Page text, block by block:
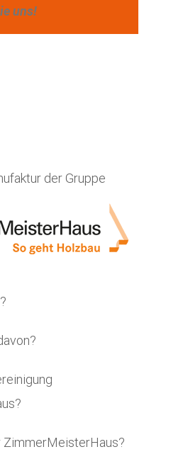
uns!
der Gruppe
ZimmerMeisterHaus?